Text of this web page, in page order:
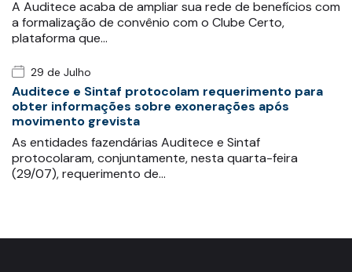
A Auditece acaba de ampliar sua rede de benefícios com
a formalização de convênio com o Clube Certo,
plataforma que…
29 de Julho
Auditece e Sintaf protocolam requerimento para
obter informações sobre exonerações após
movimento grevista
As entidades fazendárias Auditece e Sintaf
protocolaram, conjuntamente, nesta quarta-feira
(29/07), requerimento de…